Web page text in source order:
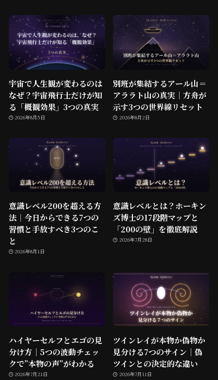
宇宙で人生観が変わるのは
なぜ？宇宙飛行士だけが知
る「概観効果」3つの真実
2026年8月5日
別班が集結するアール山＝
アララト山の真実｜方舟が
示す3つの世界線リセット
2026年8月2日
意識レベル200を超える方
法｜今日からできる7つの
習慣と手放すべき3つのこ
と
2026年8月1日
意識レベルとは？ホーキン
ズ博士の17段階マップと
「200の壁」を徹底解説
2026年7月28日
ハイヤーセルフとエゴの見
分け方｜5つの波動チェッ
クで”本物の声”がわかる
2026年7月21日
ツインレイが本物か偽物か
見分ける7つのサイン｜偽
ツインとの決定的な違い
2026年7月11日